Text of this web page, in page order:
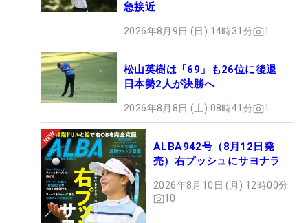
急接近
2026年8月9日 (日) 14時31分 1
松山英樹は「69」も26位に後退
日本勢2人が決勝へ
2026年8月8日 (土) 08時41分 1
ALBA942号（8月12日発
売）右プッシュにサヨナラ
2026年8月10日 (月) 12時00分
10